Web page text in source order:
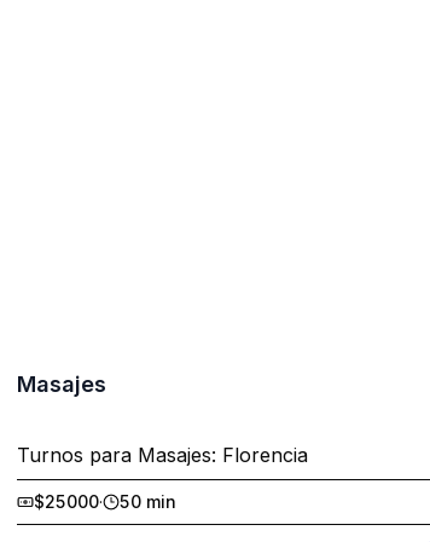
Masajes
Turnos para Masajes: Florencia
$25000· 50 min